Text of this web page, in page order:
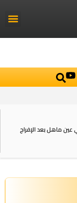
ماهل بعد الإفراج